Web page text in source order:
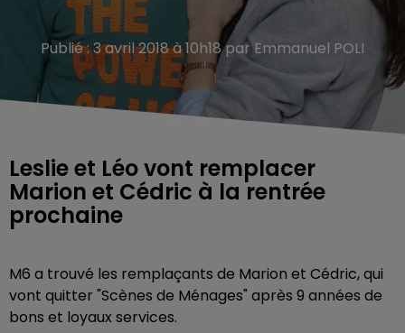
Publié : 3 avril 2018 à 10h18 par Emmanuel POLI
Leslie et Léo vont remplacer
Marion et Cédric à la rentrée
prochaine
M6 a trouvé les remplaçants de Marion et Cédric, qui
vont quitter "Scènes de Ménages" après 9 années de
bons et loyaux services.